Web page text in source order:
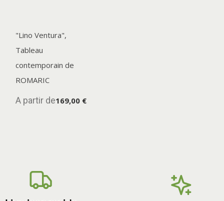
"Lino Ventura",
Tableau
contemporain de
ROMARIC
A partir de169,00 €